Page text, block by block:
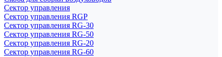
Сектор управления
Сектор управления RGP
Сектор управления RG-30
Сектор управления RG-50
Сектор управления RG-20
Сектор управления RG-60